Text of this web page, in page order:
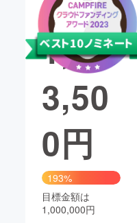
ゲーム・サ
書籍・雑誌
チャレンジ
CAMPFIRE Creation
ya コミュニティ
現在の支援総
額
1,93
3,50
0円
193%
目標金額は
1,000,000円